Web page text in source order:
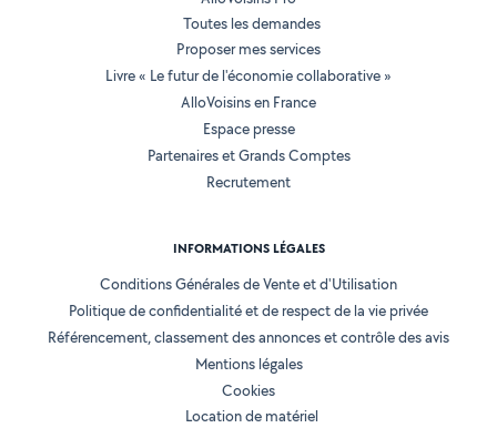
Toutes les demandes
Proposer mes services
Livre « Le futur de l'économie collaborative »
AlloVoisins en France
Espace presse
Partenaires et Grands Comptes
Recrutement
INFORMATIONS LÉGALES
Conditions Générales de Vente et d'Utilisation
Politique de confidentialité et de respect de la vie privée
Référencement, classement des annonces et contrôle des avis
Mentions légales
Cookies
Location de matériel